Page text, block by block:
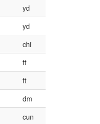
yd
yd
chi
ft
ft
dm
cun